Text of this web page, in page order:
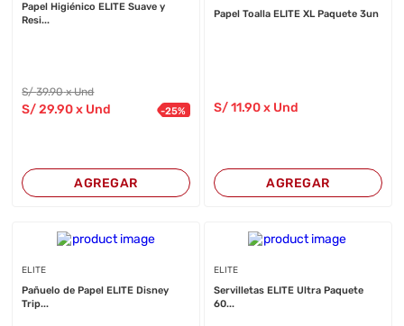
Papel Higiénico ELITE Suave y
Resi...
S/39.90 x Und
S/29.90 x Und -25%
AGREGAR
Papel Toalla ELITE XL Paquete 3un
S/11.90x Und
AGREGAR
ELITE
Pañuelo de Papel ELITE Disney
Trip...
ELITE
Servilletas ELITE Ultra Paquete
60...